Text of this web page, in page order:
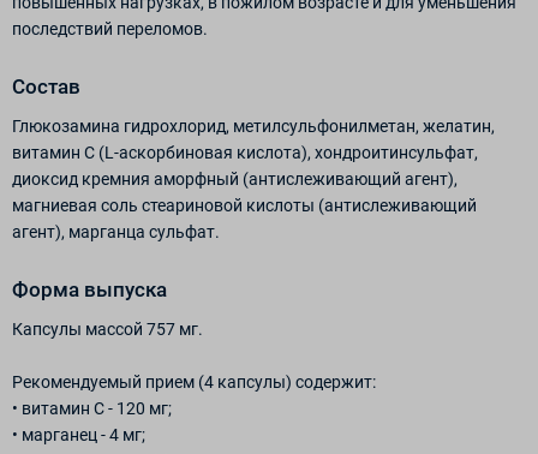
последствий переломов.
Состав
Глюкозамина гидрохлорид, метилсульфонилметан, желатин,
витамин С (L-аскорбиновая кислота), хондроитинсульфат,
диоксид кремния аморфный (антислеживающий агент),
магниевая соль стеариновой кислоты (антислеживающий
агент), марганца сульфат.
Форма выпуска
Капсулы массой 757 мг.
Рекомендуемый прием (4 капсулы) содержит:
• витамин С - 120 мг;
• марганец - 4 мг;